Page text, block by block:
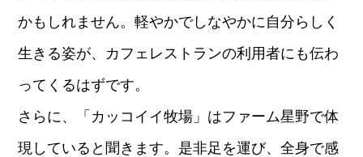
かもしれません。軽やかでしなやかに自分らしく
生きる姿が、カフェレストランの利用者にも伝わ
ってくるはずです。
さらに、「カッコイイ牧場」はファーム星野で体
現していると聞きます。是非足を運び、全身で感